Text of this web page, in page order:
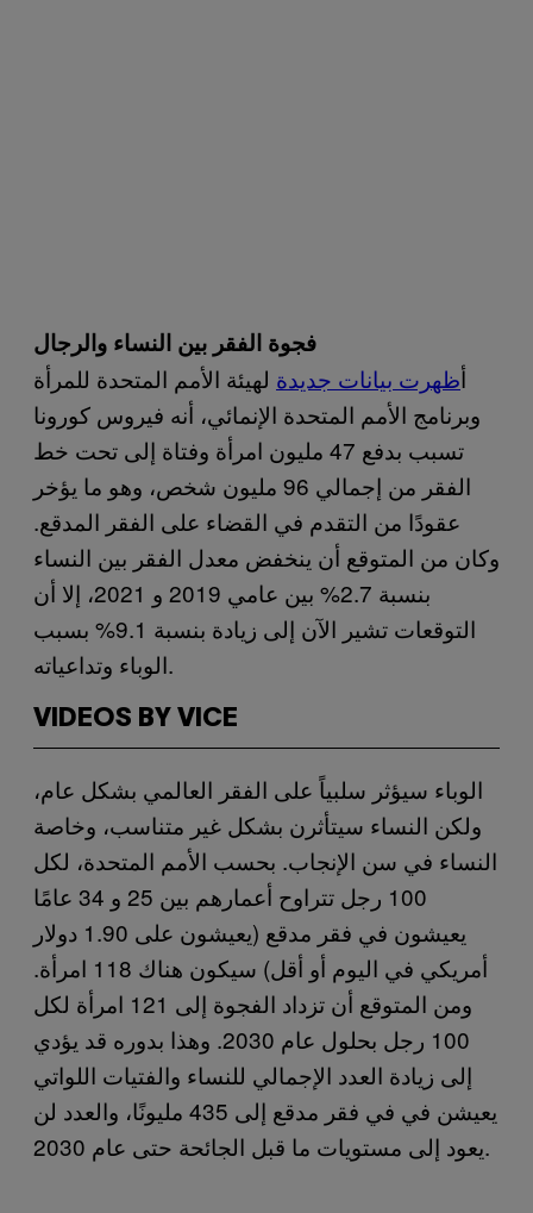
فجوة الفقر بين النساء والرجال
أظهرت بيانات جديدة لهيئة الأمم المتحدة للمرأة
وبرنامج الأمم المتحدة الإنمائي، أنه فيروس كورونا
تسبب بدفع 47 مليون امرأة وفتاة إلى تحت خط
الفقر من إجمالي 96 مليون شخص، وهو ما يؤخر
عقودًا من التقدم في القضاء على الفقر المدقع.
وكان من المتوقع أن ينخفض معدل الفقر بين النساء
بنسبة 2.7% بين عامي 2019 و 2021، إلا أن
التوقعات تشير الآن إلى زيادة بنسبة 9.1% بسبب
الوباء وتداعياته.
VIDEOS BY VICE
الوباء سيؤثر سلبياً على الفقر العالمي بشكل عام،
ولكن النساء سيتأثرن بشكل غير متناسب، وخاصة
النساء في سن الإنجاب. بحسب الأمم المتحدة، لكل
100 رجل تتراوح أعمارهم بين 25 و 34 عامًا
يعيشون في فقر مدقع (يعيشون على 1.90 دولار
أمريكي في اليوم أو أقل) سيكون هناك 118 امرأة.
ومن المتوقع أن تزداد الفجوة إلى 121 امرأة لكل
100 رجل بحلول عام 2030. وهذا بدوره قد يؤدي
إلى زيادة العدد الإجمالي للنساء والفتيات اللواتي
يعيشن في في فقر مدقع إلى 435 مليونًا، والعدد لن
يعود إلى مستويات ما قبل الجائحة حتى عام 2030.